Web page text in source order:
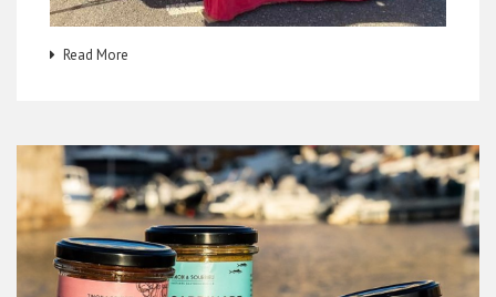
Read More